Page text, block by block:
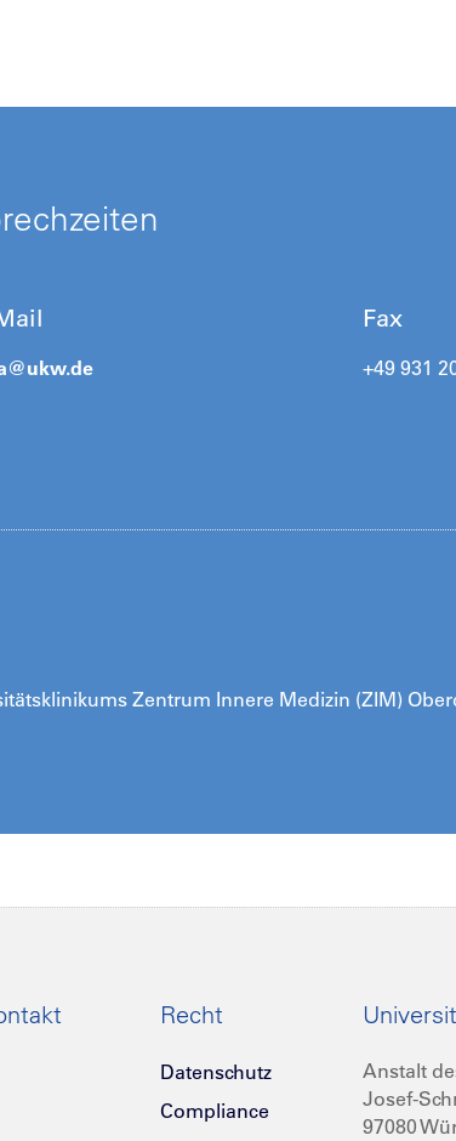
ukw.de
Fax
+49 931
Zentrum Innere Medizin (ZIM)
Recht
Datenschutz
Compliance
Anstalt
Josef-
97080